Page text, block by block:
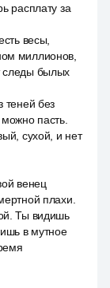
расплату за
весы,
миллионов,
следы былых
теней без
пасть.
сухой, и нет
венец
плахи.
Ты видишь
в мутное